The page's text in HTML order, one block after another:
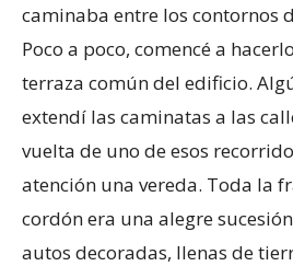
caminaba entre los contornos
Poco a poco, comencé a
terraza común del edificio.
extendí las caminatas a las
vuelta de uno de esos
atención una vereda. Toda la
cordón era una alegre
autos decoradas, llenas de